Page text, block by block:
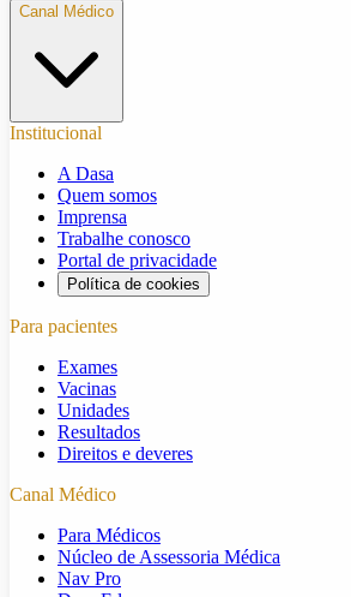
Canal Médico
Institucional
A Dasa
Quem somos
Imprensa
Trabalhe conosco
Portal de privacidade
Política de cookies
Para pacientes
Exames
Vacinas
Unidades
Resultados
Direitos e deveres
Canal Médico
Para Médicos
Núcleo de Assessoria Médica
Nav Pro